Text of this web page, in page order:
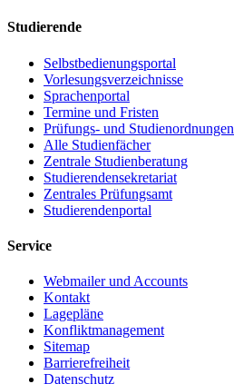
Studierende
Selbstbedienungsportal
Vorlesungsverzeichnisse
Sprachenportal
Termine und Fristen
Prüfungs- und Studienordnungen
Alle Studienfächer
Zentrale Studienberatung
Studierendensekretariat
Zentrales Prüfungsamt
Studierendenportal
Service
Webmailer und Accounts
Kontakt
Lagepläne
Konfliktmanagement
Sitemap
Barrierefreiheit
Datenschutz